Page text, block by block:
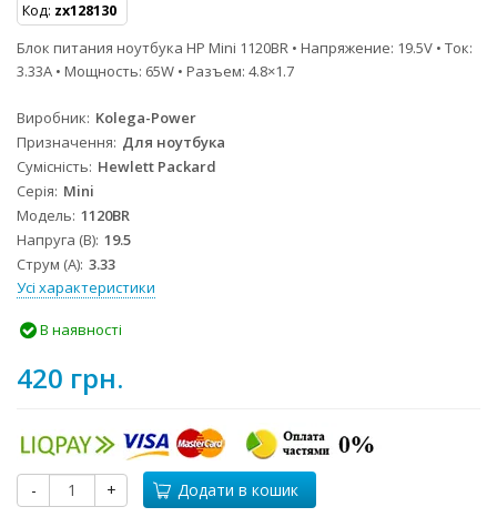
Код: zx128130
Блок питания ноутбука HP Mini 1120BR • Напряжение: 19.5V • Ток:
3.33A • Мощность: 65W • Разъем: 4.8×1.7
Виробник Kolega-Power
Призначення Для ноутбука
Сумісність Hewlett Packard
Серія Mini
Модель 1120BR
Напруга (В) 19.5
Струм (А) 3.33
Усі характеристики
В наявності
420 грн.
- + Додати в кошик